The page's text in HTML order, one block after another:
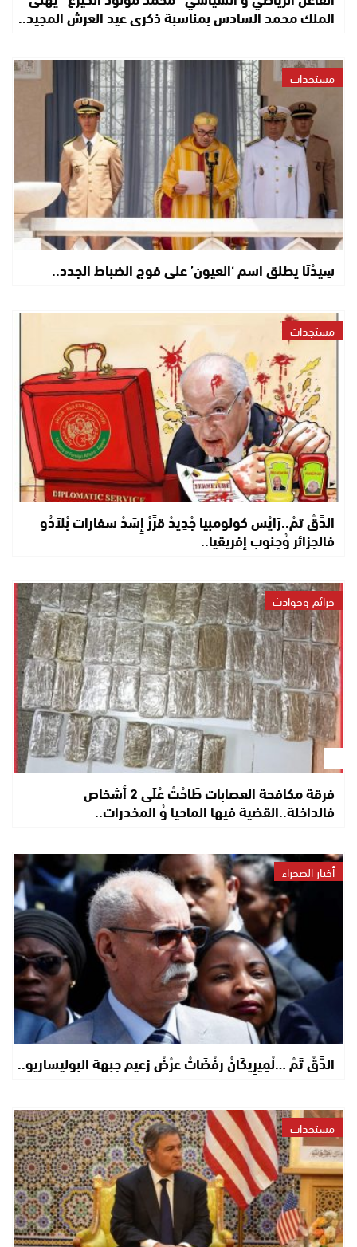
الملك محمد السادس بمناسبة ذكرى عيد العرش المجيد..
مستجدات
سِيدْنَا يطلق اسم ‘العيون’ على فوج الضباط الجدد..
مستجدات
الدَّقْ تَمْ..رَايْس كولومبيا جْدِيدْ قرَّرْ إِسَدْ سفارات بْلاَدُو
فالجزائر وُجنوب إفريقيا..
جرائم وحوادث
فرقة مكافحة العصابات طَاحْتْ عْلَى 2 أشخاص
فالداخلة..القضية فيها الماحيا وُ المخدرات..
أخبار الصحراء
الدَّقْ تَمْ …لْمِيرِيكَانْ رَفْضَاتْ عرْضْ زعيم جبهة البوليساريو..
مستجدات